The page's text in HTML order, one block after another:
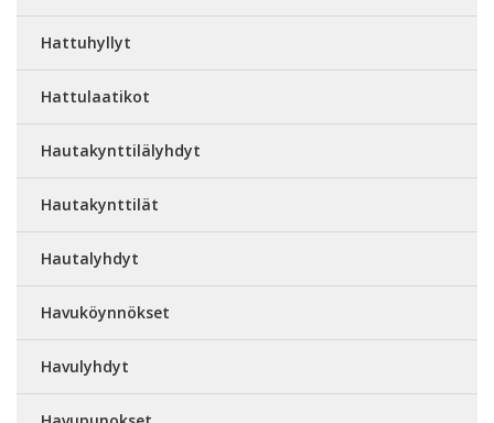
Hattuhyllyt
Hattulaatikot
Hautakynttilälyhdyt
Hautakynttilät
Hautalyhdyt
Havuköynnökset
Havulyhdyt